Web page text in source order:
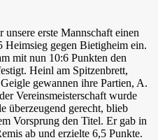
erste Mannschaft einen
Heimsieg gegen Bietigheim ein.
mit nun 10:6 Punkten den
Heinl am Spitzenbrett,
gewannen ihre Partien, A.
Vereinsmeisterschaft wurde
überzeugend gerecht, blieb
Vorsprung den Titel. Er gab in
ab und erzielte 6,5 Punkte.